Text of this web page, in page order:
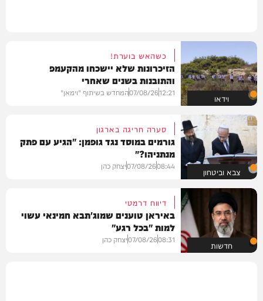
וידאו
כשהאש בוערת!
הזיכרונות שלא יישכחו מהקעמפ
והתובנות בשנים שאחרי
12:21
07/08/26המחדש בשיתוף "וימאן"
צבא וביטחון
סערה חריגה בארגון
גורמים במוסד נגד גופמן: "הגיע עם פתק
מנתניהו?"
08:44
07/08/26יצחק כהן
חדשות
דיווח דרמטי
באיראן טוענים שמוג'תבא חמינאי עשוי
למות "בכל רגע"
08:31
07/08/26יצחק כהן